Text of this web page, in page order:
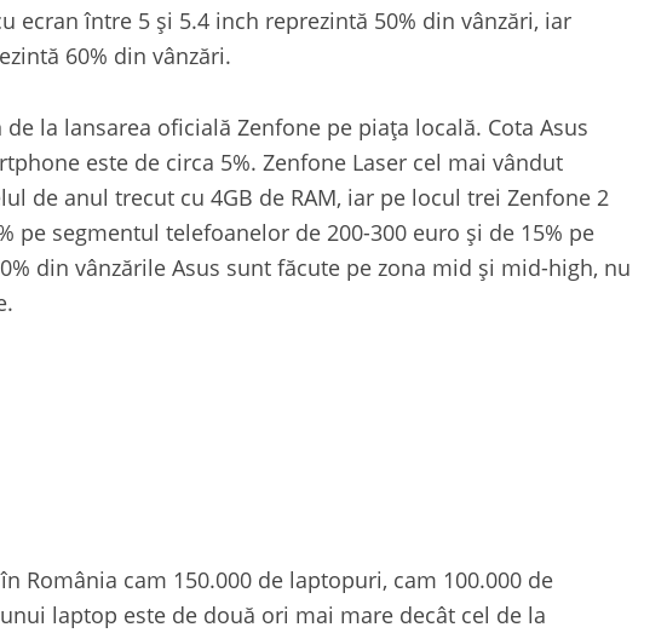
ecran între 5 și 5.4 inch reprezintă 50% din vânzări, iar
60% din vânzări.
la lansarea oficială Zenfone pe piața locală. Cota Asus
este de circa 5%. Zenfone Laser cel mai vândut
de anul trecut cu 4GB de RAM, iar pe locul trei Zenfone 2
pe segmentul telefoanelor de 200-300 euro și de 15% pe
din vânzările Asus sunt făcute pe zona mid și mid-high, nu
România cam 150.000 de laptopuri, cam 100.000 de
laptop este de două ori mai mare decât cel de la